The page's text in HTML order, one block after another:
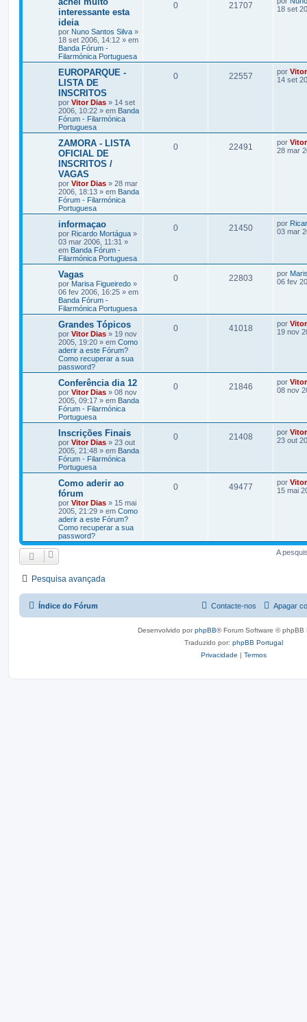
interessante esta
ideia
por Nuno Santos Silva »
18 set 2006, 14:12 » em
Banda Fórum -
Filarmónica Portuguesa
0 21707
18 set
EUROPARQUE -
LISTA DE
INSCRITOS
por Vitor Dias » 14 set
2006, 10:22 » em Banda
Fórum - Filarmónica
Portuguesa
0 22557 por
14 set
ZAMORA - LISTA
OFICIAL DE
INSCRITOS /
VAGAS
por Vitor Dias » 28 mar
2006, 18:13 » em Banda
Fórum - Filarmónica
Portuguesa
0 22491 por
28 mar
informaçao
por Ricardo Mortágua »
03 mar 2006, 11:31 »
em Banda Fórum -
Filarmónica Portuguesa
0 21450 por
03 mar
Vagas
por Marisa Figueiredo »
06 fev 2006, 16:25 » em
Banda Fórum -
Filarmónica Portuguesa
0 22803 por
06 fev
Grandes Tópicos
por Vitor Dias » 19 nov
2005, 19:20 » em Como
aderir a este Fórum?
Como recuperar a sua
password?
0 41018 por
19 nov
Conferência dia 12
por Vitor Dias » 08 nov
2005, 09:17 » em Banda
Fórum - Filarmónica
Portuguesa
0 21846 por
08 nov
Inscrições Finais
por Vitor Dias » 23 out
2005, 21:48 » em Banda
Fórum - Filarmónica
Portuguesa
0 21408 por
23 out
Como aderir ao
fórum
por Vitor Dias » 15 mai
2005, 21:29 » em Como
aderir a este Fórum?
Como recuperar a sua
password?
0 49477 por
15 mai
A
Pesquisa avançada
Índice do Fórum Apagar
Contacte-nos
Desenvolvido porphpBB® Forum Software © phpBB
Traduzido por: phpBB Portugal
Privacidade | Termos